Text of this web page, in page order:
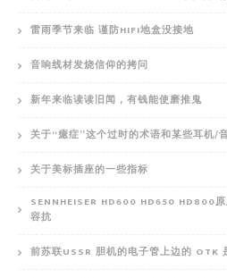
雷雨季节来临 谨防HIFI地盒没接地
音响线材发烧信仰的拷问
新年来临读读旧闻，有钱能使磨推鬼
关于“癔症”这个过时的术语和某些耳机/
关于美标插座的一些指标
SENNHEISER HD600 HD650 HD800
容抗
前苏联USSR 胆机的电子管上边的 OTK